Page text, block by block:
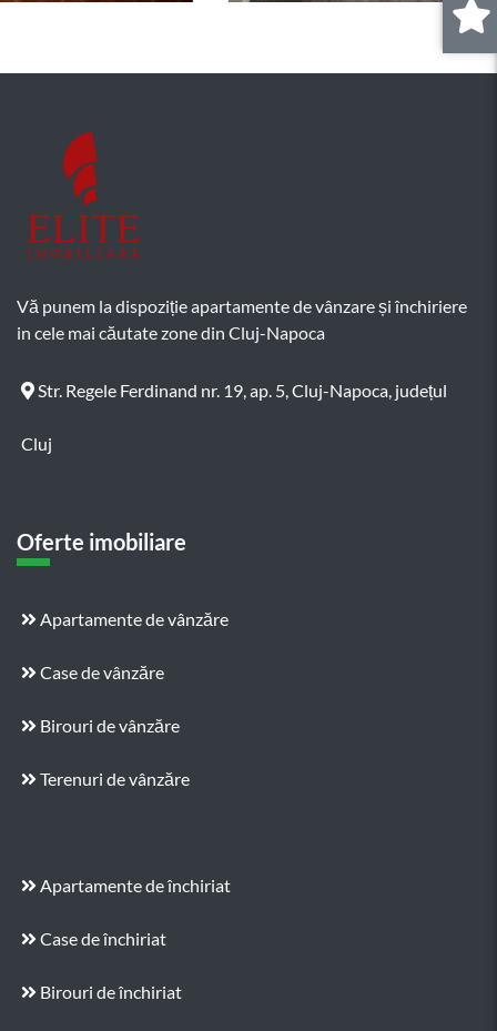
Vă punem la dispoziție apartamente de vânzare și închiriere
in cele mai căutate zone din Cluj-Napoca
Str. Regele Ferdinand nr. 19, ap. 5, Cluj-Napoca, județul
Cluj
Oferte imobiliare
Apartamente de vânzăre
Case de vânzăre
Birouri de vânzăre
Terenuri de vânzăre
Apartamente de închiriat
Case de închiriat
Birouri de închiriat